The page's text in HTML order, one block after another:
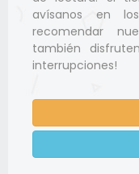
avísanos en
recomendar
también
interrupciones!